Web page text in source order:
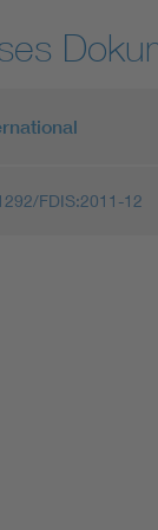
FDIS:2011-12